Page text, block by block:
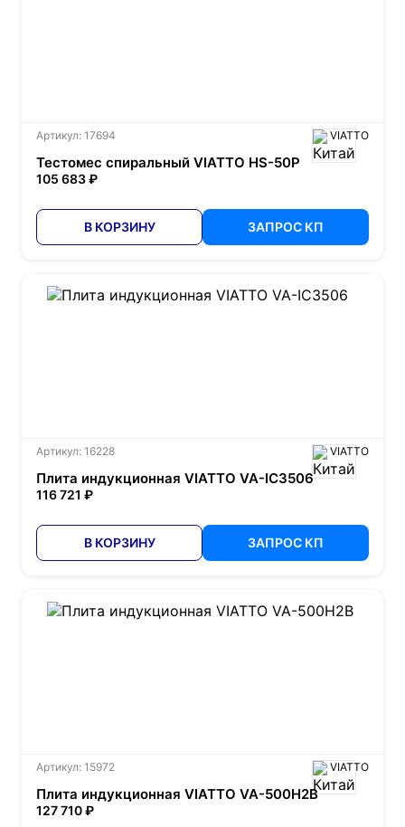
Артикул: 17694 VIATTO
Тестомес спиральный VIATTO HS-50P
105 683 ₽
В КОРЗИНУ ЗАПРОС КП
Артикул: 16228 VIATTO
Плита индукционная VIATTO VA-IC3506
116 721 ₽
В КОРЗИНУ ЗАПРОС КП
Артикул: 15972 VIATTO
Плита индукционная VIATTO VA-500H2B
127 710 ₽